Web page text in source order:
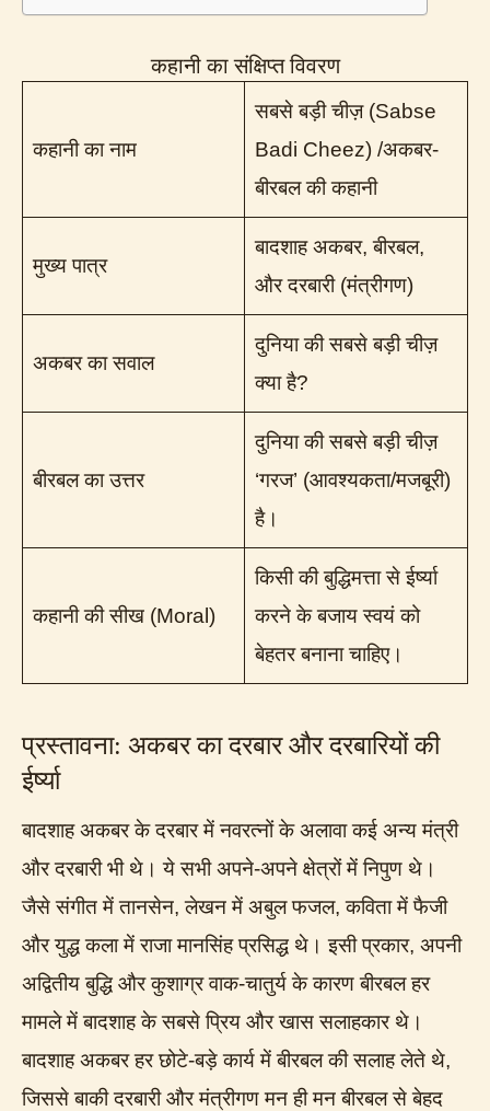
कहानी का संक्षिप्त विवरण
कहानी का नाम
सबसे बड़ी चीज़ (Sabse
Badi Cheez) /अकबर-
बीरबल की कहानी
मुख्य पात्र
बादशाह अकबर, बीरबल,
और दरबारी (मंत्रीगण)
अकबर का सवाल
दुनिया की सबसे बड़ी चीज़
क्या है?
बीरबल का उत्तर
दुनिया की सबसे बड़ी चीज़
‘गरज’ (आवश्यकता/मजबूरी)
है।
कहानी की सीख (Moral)
किसी की बुद्धिमत्ता से ईर्ष्या
करने के बजाय स्वयं को
बेहतर बनाना चाहिए।
प्रस्तावना: अकबर का दरबार और दरबारियों की
ईर्ष्या
बादशाह अकबर के दरबार में नवरत्नों के अलावा कई अन्य मंत्री
और दरबारी भी थे। ये सभी अपने-अपने क्षेत्रों में निपुण थे।
जैसे संगीत में तानसेन, लेखन में अबुल फजल, कविता में फैजी
और युद्ध कला में राजा मानसिंह प्रसिद्ध थे। इसी प्रकार, अपनी
अद्वितीय बुद्धि और कुशाग्र वाक-चातुर्य के कारण बीरबल हर
मामले में बादशाह के सबसे प्रिय और खास सलाहकार थे।
बादशाह अकबर हर छोटे-बड़े कार्य में बीरबल की सलाह लेते थे,
जिससे बाकी दरबारी और मंत्रीगण मन ही मन बीरबल से बेहद